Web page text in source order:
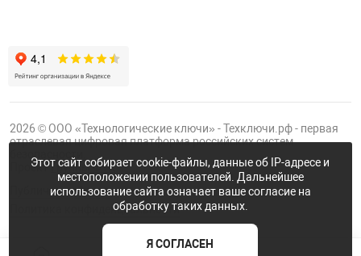
2026 © ООО «Технологические ключи» - Техключи.рф - первая
отраслевая цифровая платформа российских систем
ПроектГруппы ФТК
Публичная оферта
Политика конфиденциальности
Этот сайт собирает cookie-файлы, данные об IP-адресе и
местоположении пользователей. Дальнейшее
использование сайта означает ваше согласие на
обработку таких данных.
Я СОГЛАСЕН